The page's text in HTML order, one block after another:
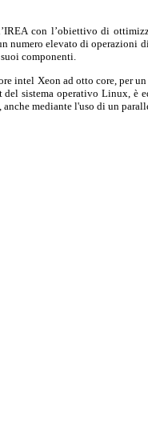
con l’obiettivo di
elevato di operazioni
componenti.
intel Xeon ad otto core, per
sistema operativo Linux, è
mediante l'uso di un